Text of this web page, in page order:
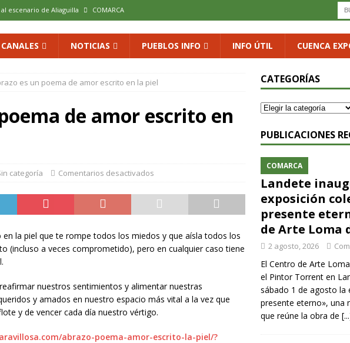
escenario de Aliaguilla COMARCA
a rodar con ilusión renovada
la exposición colectiva «El presente eterno» en el Centro de Arte Loma
CANALES NOTICIAS PUEBLOS INFO INFO ÚTIL CUENCA
es un poema de amor escrito en la piel
de amor escrito en
categoría Comentarios desactivados
la piel que te rompe todos los miedos y que aísla todos los
(incluso a veces comprometido), pero en cualquier caso tiene
nuestros sentimientos y alimentar nuestras
y amados en nuestro espacio más vital a la vez que
y de vencer cada día nuestro vértigo.
abrazo-poema-amor-escrito-la-piel/?
CATEGORÍAS
PUBLICACIONES
COMARCA
Landete
exposición
presente
de Arte Loma
2 agosto, 2026
El Centro de Arte
el Pintor Torrent en
sábado 1 de agosto la
presente eterno», una
que reúne la obra de